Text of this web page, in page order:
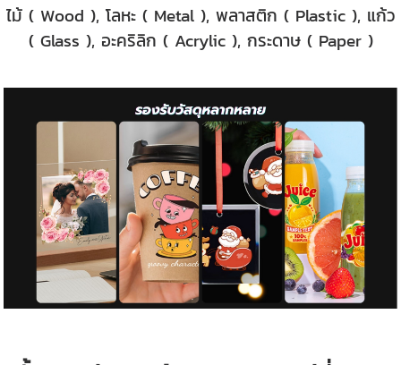
ไม้ ( Wood ), โลหะ ( Metal ), พลาสติก ( Plastic ), แก้ว
( Glass ), อะคริลิก ( Acrylic ), กระดาษ ( Paper )